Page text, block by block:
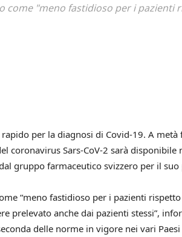
come "meno fastidioso per i pazienti
per la diagnosi di Covid-19. A
coronavirus Sars-CoV-2 sarà disponibile
gruppo farmaceutico svizzero per il
“meno fastidioso per i pazienti
prelevato anche dai pazienti stessi”,
delle norme in vigore nei vari